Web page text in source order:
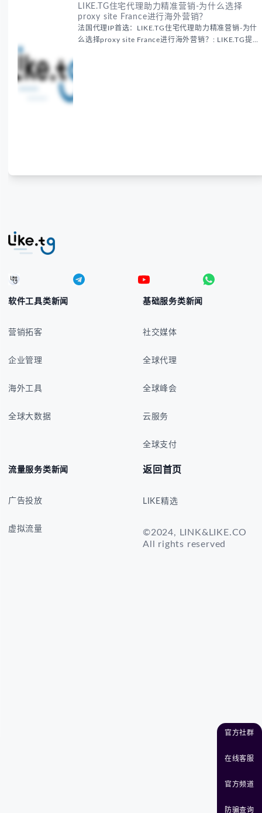
官方社群
在线客服
官方频道
防骗查询
LIKE.TG住宅代理助力精准营销-为什么选择
proxy site France进行海外营销？
法国代理IP首选：LIKE.TG住宅代理助力精准营销-为什
么选择proxy site France进行海外营销？: LIKE.TG提
软件工具类新闻
营销拓客
企业管理
海外工具
全球大数据
基础服务类新闻
社交媒体
全球代理
全球峰会
云服务
全球支付
流量服务类新闻
广告投放
虚拟流量
返回首页
LIKE精选
©2024, LINK&LIKE.CO
All rights reserved